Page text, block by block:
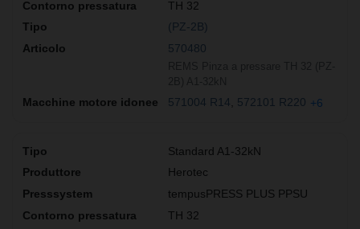
TH 32
(PZ-2B)
570480
571004 R14 572101 R220 +6
Standard A1-32kN
Herotec
tempusPRESS PLUS PPSU
TH 32